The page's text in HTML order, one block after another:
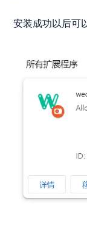
安装成功以后可